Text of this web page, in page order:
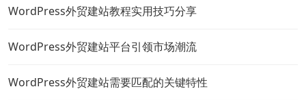
WordPress外贸建站教程实用技巧分享
WordPress外贸建站平台引领市场潮流
WordPress外贸建站需要匹配的关键特性